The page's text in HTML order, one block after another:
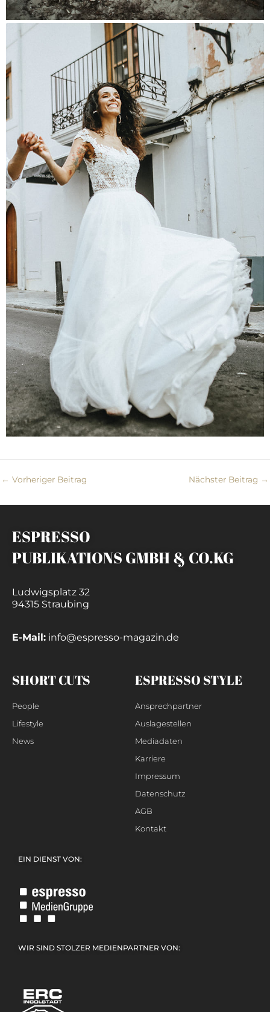
← Vorheriger Beitrag Nächster Beitrag →
ESPRESSO
PUBLIKATIONS GMBH & CO.KG
Ludwigsplatz 32
94315 Straubing
E-Mail: info@espresso-magazin.de
SHORT CUTS
People
Lifestyle
News
ESPRESSO STYLE
Ansprechpartner
Auslagestellen
Mediadaten
Karriere
Impressum
Datenschutz
AGB
Kontakt
EIN DIENST VON:
WIR SIND STOLZER MEDIENPARTNER VON: